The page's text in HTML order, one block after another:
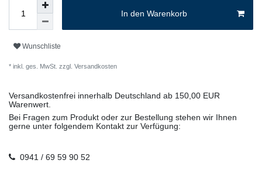
In den Warenkorb
Wunschliste
* inkl. ges. MwSt. zzgl. Versandkosten
Versandkostenfrei innerhalb Deutschland ab 150,00 EUR
Warenwert.
Bei Fragen zum Produkt oder zur Bestellung stehen wir Ihnen
gerne unter folgendem Kontakt zur Verfügung:
0941 / 69 59 90 52